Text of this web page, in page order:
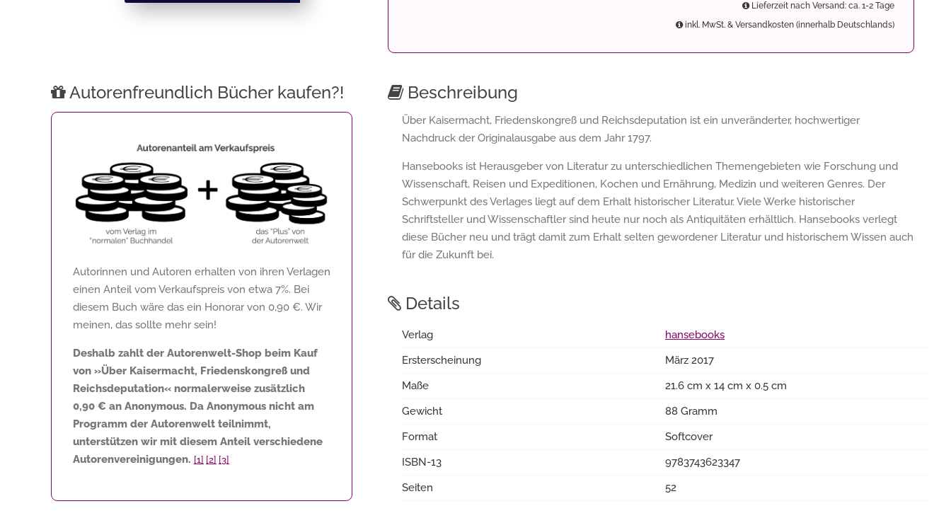
Lieferzeit nach Versand: ca. 1-2 Tage
inkl. MwSt. & Versandkosten (innerhalb Deutschlands)
Autorenfreundlich Bücher kaufen?!
Autorinnen und Autoren erhalten von ihren Verlagen
einen Anteil vom Verkaufspreis von etwa 7%. Bei
diesem Buch wäre das ein Honorar von 0,90 €. Wir
meinen, das sollte mehr sein!
Deshalb zahlt der Autorenwelt-Shop beim Kauf
von »Über Kaisermacht, Friedenskongreß und
Reichsdeputation« normalerweise zusätzlich
0,90 € an Anonymous. Da Anonymous nicht am
Programm der Autorenwelt teilnimmt,
unterstützen wir mit diesem Anteil verschiedene
Autorenvereinigungen. [1] [2] [3]
Beschreibung
Über Kaisermacht, Friedenskongreß und Reichsdeputation ist ein unveränderter, hochwertiger
Nachdruck der Originalausgabe aus dem Jahr 1797.
Hansebooks ist Herausgeber von Literatur zu unterschiedlichen Themengebieten wie Forschung und
Wissenschaft, Reisen und Expeditionen, Kochen und Ernährung, Medizin und weiteren Genres. Der
Schwerpunkt des Verlages liegt auf dem Erhalt historischer Literatur. Viele Werke historischer
Schriftsteller und Wissenschaftler sind heute nur noch als Antiquitäten erhältlich. Hansebooks verlegt
diese Bücher neu und trägt damit zum Erhalt selten gewordener Literatur und historischem Wissen auch
für die Zukunft bei.
Details
Verlag
hansebooks
Ersterscheinung
März 2017
Maße
21.6 cm x 14 cm x 0.5 cm
Gewicht
88 Gramm
Format
Softcover
ISBN-13
9783743623347
Seiten
52